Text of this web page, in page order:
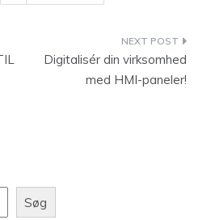
Digitalisér din virksomhed
med HMI-paneler!
Søg